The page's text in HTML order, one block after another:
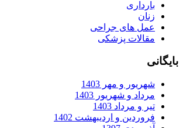
بارداری
زنان
عمل های جراحی
مقالات پزشکی
بایگانی
شهریور و مهر 1403
مرداد و شهریور 1403
تیر و مرداد 1403
فروردین و اردیبهشت 1402